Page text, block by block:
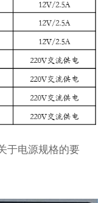
电源规格的要